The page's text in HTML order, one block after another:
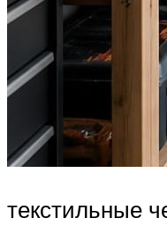
текстильные